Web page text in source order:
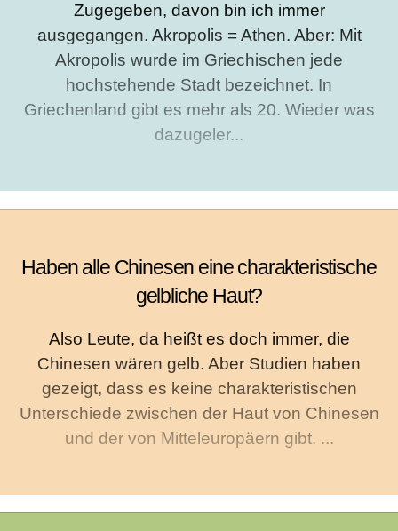
Zugegeben, davon bin ich immer
ausgegangen. Akropolis = Athen. Aber: Mit
Akropolis wurde im Griechischen jede
hochstehende Stadt bezeichnet. In
Griechenland gibt es mehr als 20. Wieder was
dazugeler...
Haben alle Chinesen eine charakteristische
gelbliche Haut?
Also Leute, da heißt es doch immer, die
Chinesen wären gelb. Aber Studien haben
gezeigt, dass es keine charakteristischen
Unterschiede zwischen der Haut von Chinesen
und der von Mitteleuropäern gibt. ...